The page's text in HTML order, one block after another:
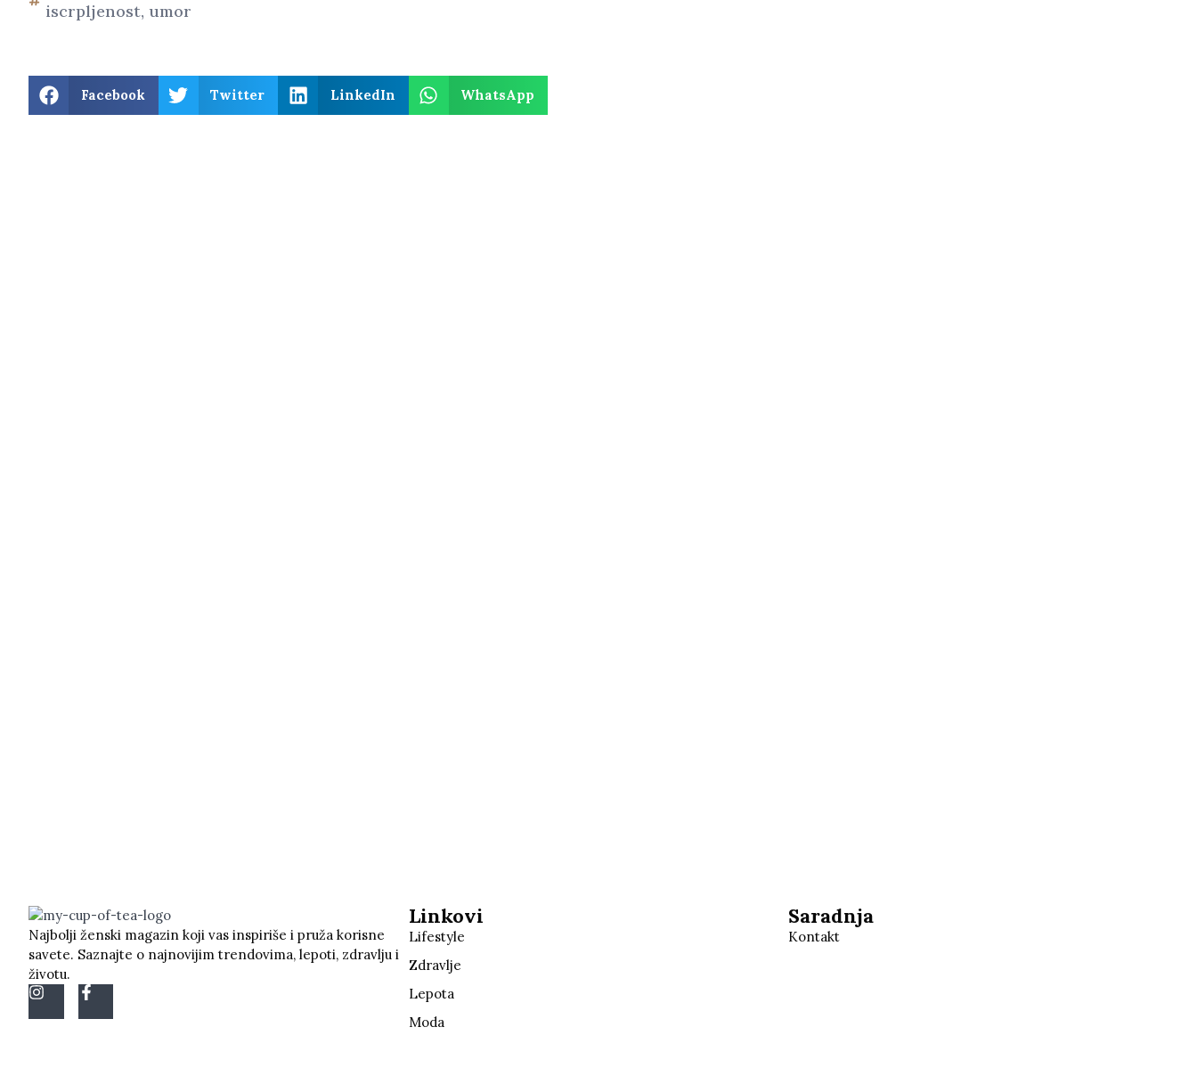
iscrpljenost, umor
Facebook Twitter LinkedIn WhatsApp
Najbolji ženski magazin koji vas inspiriše i pruža korisne
savete. Saznajte o najnovijim trendovima, lepoti, zdravlju i
životu.
Linkovi
Lifestyle
Zdravlje
Lepota
Moda
Saradnja
Kontakt